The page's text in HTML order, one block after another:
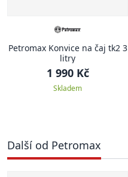
Petromax Konvice na čaj tk2 3
litry
1 990 Kč
Skladem
Další od Petromax